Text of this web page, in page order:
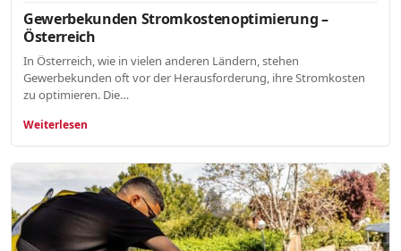
Gewerbekunden Stromkostenoptimierung –
Österreich
In Österreich, wie in vielen anderen Ländern, stehen
Gewerbekunden oft vor der Herausforderung, ihre Stromkosten
zu optimieren. Die…
Weiterlesen